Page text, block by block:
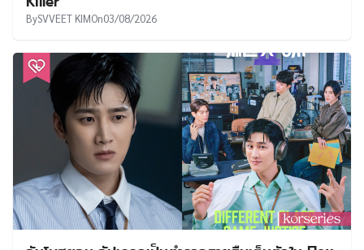
BySVVEET KIMOn03/08/2026